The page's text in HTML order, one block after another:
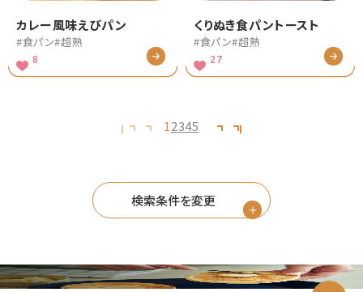
カレー風味えびパン
#食パン#超熟
8
くりぬき食パントースト
#食パン#超熟
27
12345
検索条件を変更